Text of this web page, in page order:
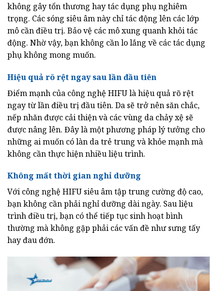
không gây tổn thương hay tác dụng phụ nghiêm
trọng. Các sóng siêu âm này chỉ tác động lên các lớp
mô cần điều trị. Bảo vệ các mô xung quanh khỏi tác
động. Nhờ vậy, bạn không cần lo lắng về các tác dụng
phụ không mong muốn.
Hiệu quả rõ rệt ngay sau lần đầu tiên
Điểm mạnh của công nghệ HIFU là hiệu quả rõ rệt
ngay từ lần điều trị đầu tiên. Da sẽ trở nên săn chắc,
nếp nhăn được cải thiện và các vùng da chảy xệ sẽ
được nâng lên. Đây là một phương pháp lý tưởng cho
những ai muốn có làn da trẻ trung và khỏe mạnh mà
không cần thực hiện nhiều liệu trình.
Không mất thời gian nghỉ dưỡng
Với công nghệ HIFU siêu âm tập trung cường độ cao,
bạn không cần phải nghỉ dưỡng dài ngày. Sau liệu
trình điều trị, bạn có thể tiếp tục sinh hoạt bình
thường mà không gặp phải các vấn đề như sưng tấy
hay đau đớn.